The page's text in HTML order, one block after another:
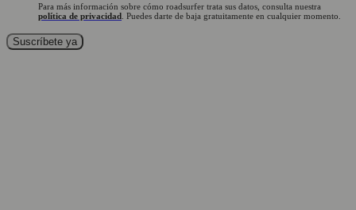
Para más información sobre cómo roadsurfer trata sus datos, consulta nuestra
política de privacidad . Puedes darte de baja gratuitamente en cualquier momento.